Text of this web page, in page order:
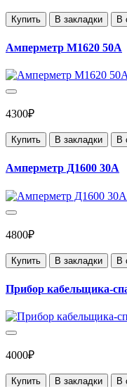
Купить В закладки В
Амперметр М1620 50А
4300₽
Купить В закладки В
Амперметр Д1600 30А
4800₽
Купить В закладки В
Прибор кабельщика-
4000₽
Купить В закладки В